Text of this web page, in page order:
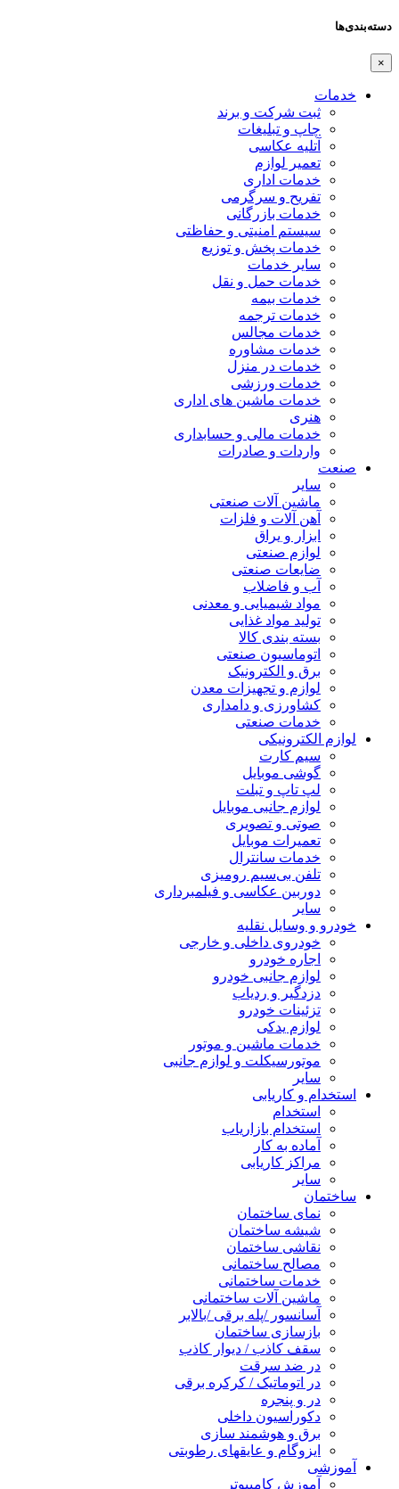
دسته‌بندی‌ها
×
خدمات
ثبت شرکت و برند
چاپ و تبلیغات
آتلیه عکاسی
تعمیر لوازم
خدمات اداری
تفریح و سرگرمی
خدمات بازرگانی
سیستم امنیتی و حفاظتی
خدمات پخش و توزیع
سایر خدمات
خدمات حمل و نقل
خدمات بیمه
خدمات ترجمه
خدمات مجالس
خدمات مشاوره
خدمات در منزل
خدمات ورزشی
خدمات ماشین های اداری
هنری
خدمات مالی و حسابداری
واردات و صادرات
صنعت
سایر
ماشین آلات صنعتی
آهن آلات و فلزات
ابزار و یراق
لوازم صنعتی
ضایعات صنعتی
آب و فاضلاب
مواد شیمیایی و معدنی
تولید مواد غذایی
بسته بندی کالا
اتوماسیون صنعتی
برق و الکترونیک
لوازم و تجهیزات معدن
کشاورزی و دامداری
خدمات صنعتی
لوازم الکترونیکی
سیم کارت
گوشی موبایل
لپ تاپ و تبلت
لوازم جانبی موبایل
صوتی و تصویری
تعمیرات موبایل
خدمات سانترال
تلفن بی‌سیم رومیزی
دوربین عکاسی و فیلمبرداری
سایر
خودرو و وسایل نقلیه
خودروی داخلی و خارجی
اجاره خودرو
لوازم جانبی خودرو
دزدگیر و ردیاب
تزئینات خودرو
لوازم یدکی
خدمات ماشین و موتور
موتورسیکلت و لوازم جانبی
سایر
استخدام و کاریابی
استخدام
استخدام بازاریاب
آماده به کار
مراکز کاریابی
سایر
ساختمان
نمای ساختمان
شیشه ساختمان
نقاشی ساختمان
مصالح ساختمانی
خدمات ساختمانی
ماشین آلات ساختمانی
آسانسور /پله برقی /بالابر
بازسازی ساختمان
سقف کاذب / دیوار کاذب
در ضد سرقت
در اتوماتیک / کرکره برقی
در و پنجره
دکوراسیون داخلی
برق و هوشمند سازی
ایزوگام و عایقهای رطوبتی
آموزشی
آموزش کامپیوتر